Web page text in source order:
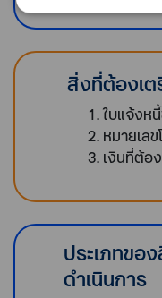
สิ่งที่ต้องเ
ใบแจ้งห
หมายเล
เงินที่ต้อ
ประเภทขอ
ดำเนินการ